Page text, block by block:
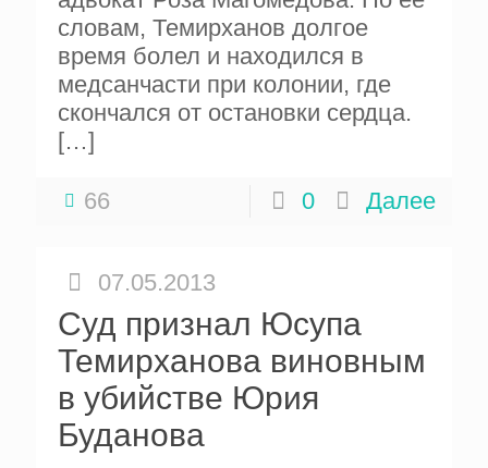
словам, Темирханов долгое
время болел и находился в
медсанчасти при колонии, где
скончался от остановки сердца.
[…]
66 0 Далее
07.05.2013
Суд признал Юсупа
Темирханова виновным
в убийстве Юрия
Буданова